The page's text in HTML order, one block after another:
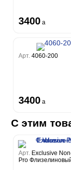
3400 a
Арт.4060-200
3400 a
С этим
Арт. Exclusive
Pro